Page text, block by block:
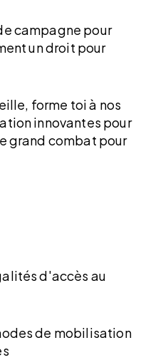
campagne pour
un droit pour
forme toi à nos
innovantes pour
grand combat pour
d'accès au
de mobilisation